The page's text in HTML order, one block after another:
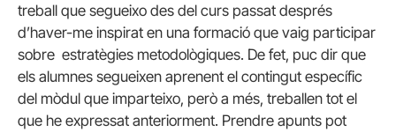
treball que segueixo des del curs passat després
d’haver-me inspirat en una formació que vaig participar
sobre estratègies metodològiques. De fet, puc dir que
els alumnes segueixen aprenent el contingut específic
del mòdul que imparteixo, però a més, treballen tot el
que he expressat anteriorment. Prendre apunts pot